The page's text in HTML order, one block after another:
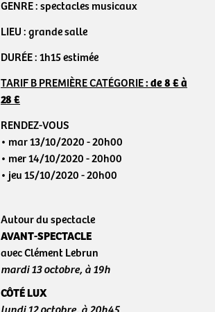
GENRE: spectacles musicaux
LIEU : grande salle
DURÉE : 1h15 estimée
TARIF B PREMIÈRE CATÉGORIE: de 8 € à
28 €
RENDEZ-VOUS
mar 13/10/2020 - 20h00
mer 14/10/2020 - 20h00
jeu 15/10/2020 - 20h00
Autour du spectacle
AVANT-SPECTACLE
avec Clément Lebrun
mardi 13 octobre, à 19h
CÔTÉ LUX